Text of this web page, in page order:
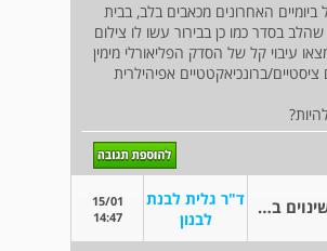
10 סבל ביומיים האחרונים מכאבים בלב, בבית
בסדר כמו כן בבירור עשו לו צילום
עיבוי קל של הסדק הפליאורלי מימין
ציסטיים/ברונכיאקטטיים אפיהילרית
בן 10שינוים בריאה
ד"ר גלית לבנת
לבנון
15/01
14:47